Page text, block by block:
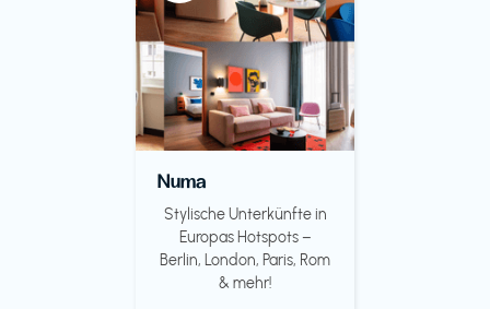
Numa
Stylische Unterkünfte in
Europas Hotspots –
Berlin, London, Paris, Rom
& mehr!